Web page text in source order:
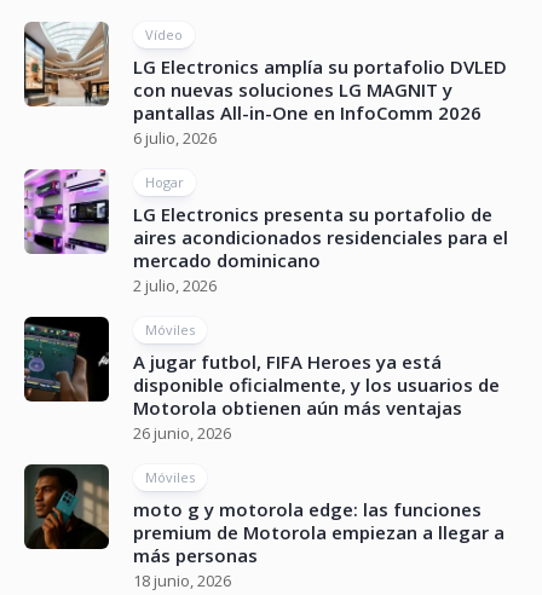
Vídeo
LG Electronics amplía su portafolio DVLED
con nuevas soluciones LG MAGNIT y
pantallas All-in-One en InfoComm 2026
6 julio, 2026
Hogar
LG Electronics presenta su portafolio de
aires acondicionados residenciales para el
mercado dominicano
2 julio, 2026
Móviles
A jugar futbol, FIFA Heroes ya está
disponible oficialmente, y los usuarios de
Motorola obtienen aún más ventajas
26 junio, 2026
Móviles
moto g y motorola edge: las funciones
premium de Motorola empiezan a llegar a
más personas
18 junio, 2026